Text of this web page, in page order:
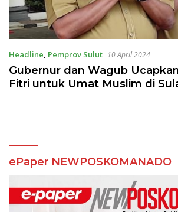
Headline, Pemprov Sulut 10 April 2024
Gubernur dan Wagub
Fitri untuk Umat Muslim di
ePaper NEWPOSKOMANADO